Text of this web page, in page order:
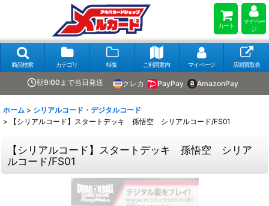
カート
マイペー
ジ
商品検索 カテゴリ 特集 ご利用案内 マイページ 店頭買取表
朝9:00まで当日発送 クレカ PayPay AmazonPay
ホーム > シリアルコード・デジタルコード
>
【シリアルコード】スタートデッキ 孫悟空 シリアルコード/FS01
【シリアルコード】スタートデッキ 孫悟空 シリア
ルコード/FS01